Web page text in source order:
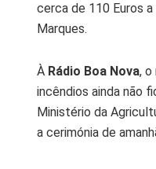
cerca de 110 Euros a
Marques.
À Rádio Boa Nova, o
incêndios ainda não
Ministério da
a cerimónia de